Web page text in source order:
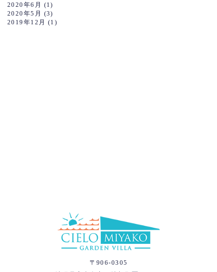
2020年6月 (1)
2020年5月 (3)
2019年12月 (1)
〒906-0305